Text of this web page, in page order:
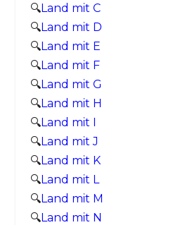
🔍Land mit C
🔍Land mit D
🔍Land mit E
🔍Land mit F
🔍Land mit G
🔍Land mit H
🔍Land mit I
🔍Land mit J
🔍Land mit K
🔍Land mit L
🔍Land mit M
🔍Land mit N